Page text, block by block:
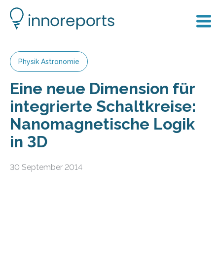
Physik Astronomie
Eine neue Dimension für
integrierte Schaltkreise:
Nanomagnetische Logik
in 3D
30 September 2014